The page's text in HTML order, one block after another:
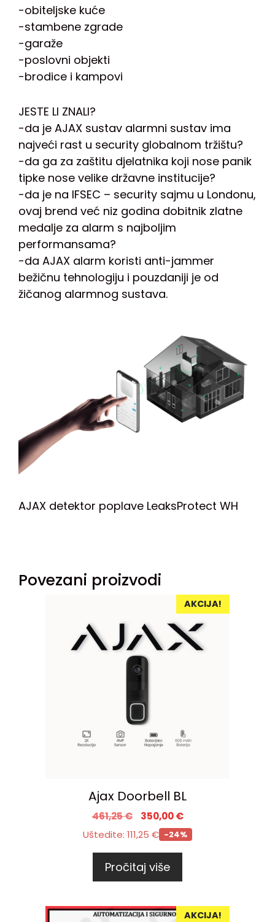
-obiteljske kuće
-stambene zgrade
-garaže
-poslovni objekti
-brodice i kampovi
JESTE LI ZNALI?
-da je AJAX sustav alarmni sustav ima
najveći rast u security globalnom tržištu?
-da ga za zaštitu djelatnika koji nose panik
tipke nose velike državne institucije?
-da je na IFSEC – security sajmu u Londonu,
ovaj brend već niz godina dobitnik zlatne
medalje za alarm s najboljim
performansama?
-da AJAX alarm koristi anti-jammer
bežičnu tehnologiju i pouzdaniji je od
žičanog alarmnog sustava.
AJAX detektor poplave LeaksProtect WH
Povezani proizvodi
AKCIJA!
Ajax Doorbell BL
461,25€ 350,00€
Uštedite: 111,25 € -24%
Pročitaj više
AKCIJA!